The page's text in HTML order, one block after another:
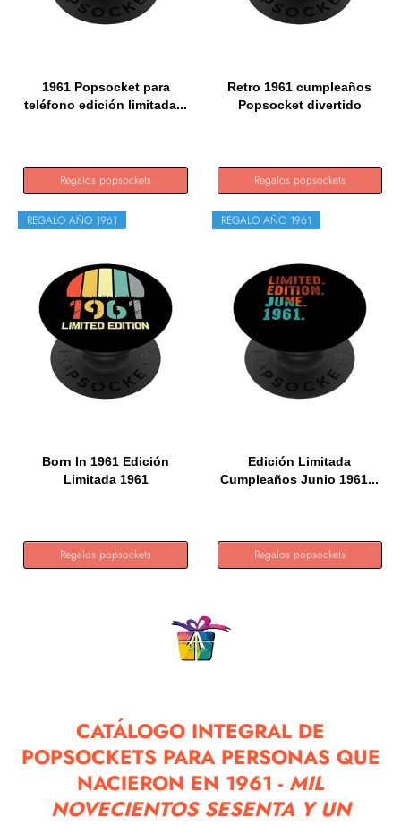
1961 Popsocket para
teléfono edición limitada...
Regalos popsockets
Retro 1961 cumpleaños
Popsocket divertido
Regalos popsockets
REGALO AÑO 1961
Born In 1961 Edición
Limitada 1961
Regalos popsockets
REGALO AÑO 1961
Edición Limitada
Cumpleaños Junio 1961...
Regalos popsockets
CATÁLOGO INTEGRAL DE
POPSOCKETS PARA PERSONAS QUE
NACIERON EN 1961 - MIL
NOVECIENTOS SESENTA Y UN